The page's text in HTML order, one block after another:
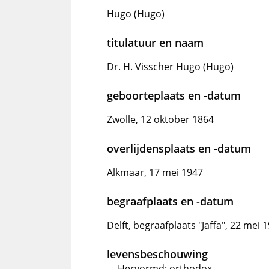
Hugo (Hugo)
titulatuur en naam
Dr. H. Visscher Hugo (Hugo)
geboorteplaats en -datum
Zwolle, 12 oktober 1864
overlijdensplaats en -datum
Alkmaar, 17 mei 1947
begraafplaats en -datum
Delft, begraafplaats "Jaffa", 22 mei
levensbeschouwing